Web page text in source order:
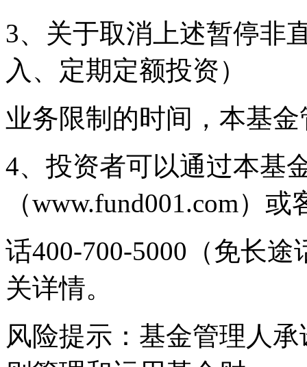
3、关于取消上述暂停非
入、定期定额投资）
业务限制的时间，本基
4、投资者可以通过本基
（www.fund001.com）
话400-700-5000（免长途
关详情。
风险提示：基金管理人